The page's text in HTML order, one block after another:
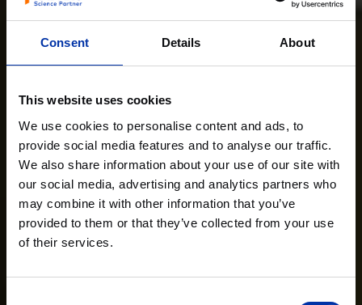
Consent Details About
This website uses cookies
We use cookies to personalise content and ads, to
provide social media features and to analyse our traffic.
We also share information about your use of our site with
our social media, advertising and analytics partners who
may combine it with other information that you’ve
provided to them or that they’ve collected from your use
of their services.